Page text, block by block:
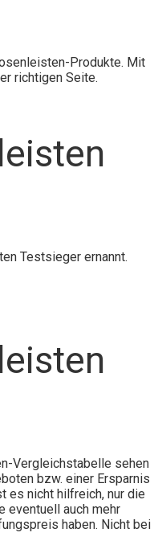
Produkte. Mit
richtigen Seite.
Testsieger ernannt.
Vergleichstabelle sehen
bzw. einer Ersparnis
es nicht hilfreich, nur die
eventuell auch mehr
haben. Nicht bei